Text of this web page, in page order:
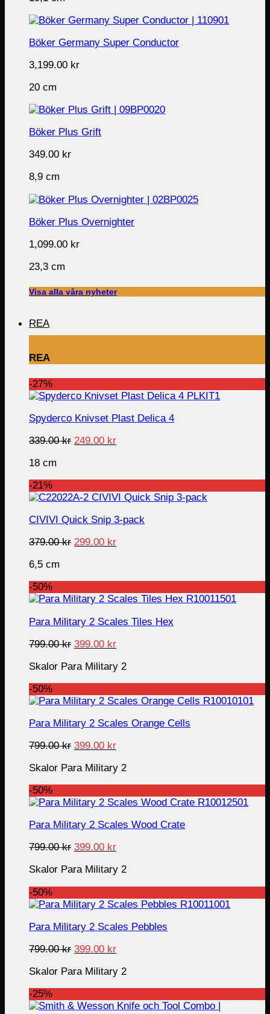
Böker Germany Super Conductor
3,199.00 kr
20 cm
Böker Plus Grift
349.00 kr
8,9 cm
Böker Plus Overnighter
1,099.00 kr
23,3 cm
Visa alla våra nyheter
REA
REA
-27%
Spyderco Knivset Plast Delica 4
339.00kr Original
249.00 krCurrent
18 cm
-21%
CIVIVI Quick Snip 3-pack
379.00kr Original
299.00 krCurrent
6,5 cm
-50%
Para Military 2 Scales Tiles Hex
799.00kr Original
was:
399.00 krCurrent
is:
Skalor Para Military 2
-50%
Para Military 2 Scales Orange Cells
799.00kr Original
was:
399.00 krCurrent
is:
Skalor Para Military 2
-50%
Para Military 2 Scales Wood Crate
799.00kr Original
was:
399.00 krCurrent
is:
Skalor Para Military 2
-50%
Para Military 2 Scales Pebbles
799.00kr Original
was:
399.00 krCurrent
is:
Skalor Para Military 2
-25%